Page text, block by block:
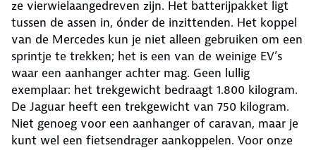
ze vierwielaangedreven zijn. Het batterijpakket ligt
tussen de assen in, ónder de inzittenden. Het koppel
van de Mercedes kun je niet alleen gebruiken om een
sprintje te trekken; het is een van de weinige EV’s
waar een aanhanger achter mag. Geen lullig
exemplaar: het trekgewicht bedraagt 1.800 kilogram.
De Jaguar heeft een trekgewicht van 750 kilogram.
Niet genoeg voor een aanhanger of caravan, maar je
kunt wel een fietsendrager aankoppelen. Voor onze